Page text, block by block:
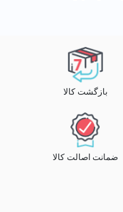
بازگشت کالا
ضمانت اصالت کالا